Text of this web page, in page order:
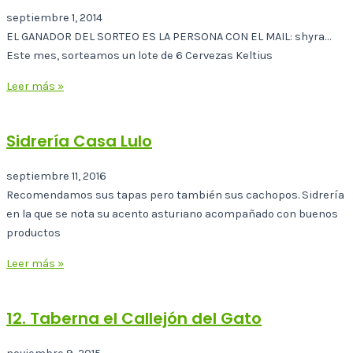
septiembre 1, 2014
EL GANADOR DEL SORTEO ES LA PERSONA CON EL MAIL: shyra…
Este mes, sorteamos un lote de 6 Cervezas Keltius
Leer más »
Sidrería Casa Lulo
septiembre 11, 2016
Recomendamos sus tapas pero también sus cachopos. Sidrería
en la que se nota su acento asturiano acompañado con buenos
productos
Leer más »
12. Taberna el Callejón del Gato